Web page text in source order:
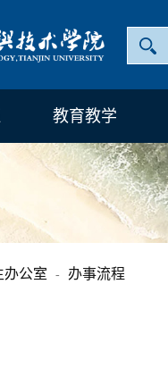
教育教学
办公室 - 办事流程